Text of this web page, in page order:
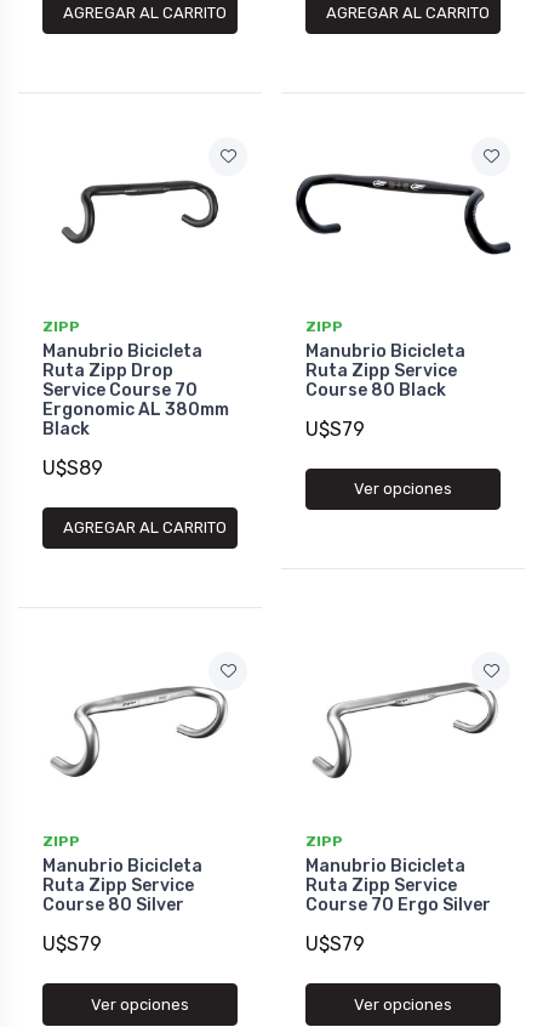
AGREGAR AL CARRITO AGREGAR AL CARRITO
ZIPP
Manubrio Bicicleta
Ruta Zipp Drop
Service Course 70
Ergonomic AL 380mm
Black
U$S89
AGREGAR AL CARRITO
ZIPP
Manubrio Bicicleta
Ruta Zipp Service
Course 80 Black
U$S79
Ver opciones
ZIPP
Manubrio Bicicleta
Ruta Zipp Service
Course 80 Silver
U$S79
Ver opciones
ZIPP
Manubrio Bicicleta
Ruta Zipp Service
Course 70 Ergo Silver
U$S79
Ver opciones